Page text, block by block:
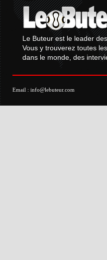
Le Buteur est le leader
Vous y trouverez toutes
dans le monde, des
Email : info@lebuteur.com